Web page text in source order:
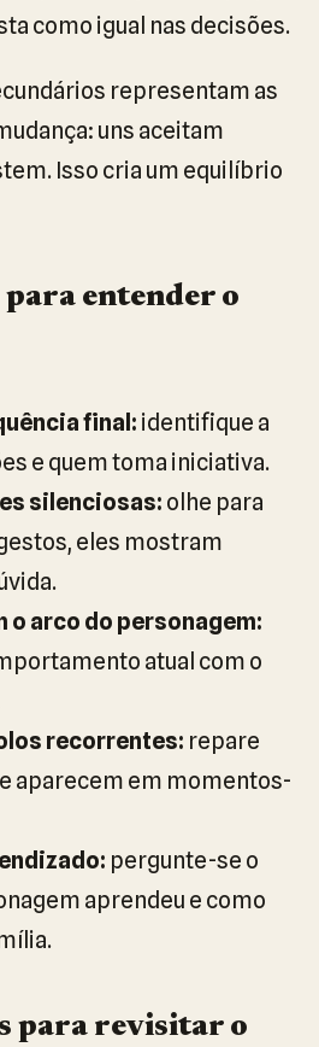
como igual nas decisões.
representam as
uns aceitam
Isso cria um equilíbrio
para entender o
final: identifique a
e quem toma iniciativa.
silenciosas: olhe para
eles mostram
o arco do personagem:
atual com o
recorrentes: repare
aparecem em momentos-
pergunte-se o
aprendeu e como
para revisitar o